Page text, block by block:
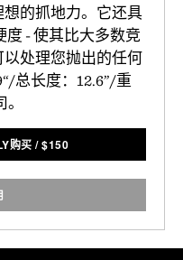
的抓地力。它还具
- 使其比大多数竞
处理您抛出的任何
总长度：12.6”/重
购买 /$150